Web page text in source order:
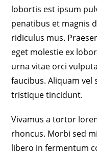
lobortis est ipsum
penatibus et magnis
ridiculus mus.
eget molestie ex
urna vitae orci
faucibus. Aliquam vel
tristique tincidunt.
Vivamus a tortor
rhoncus. Morbi sed
libero in fermentum